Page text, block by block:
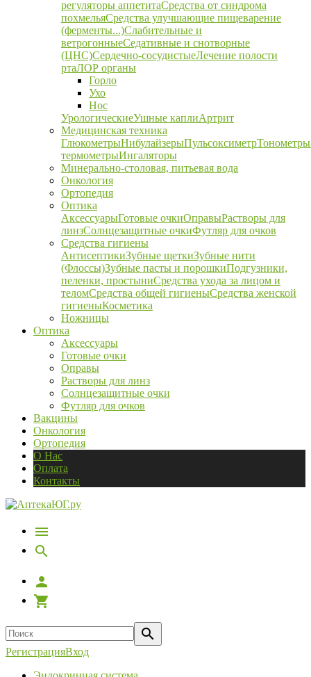
регуляторы аппетитаСредства от синдрома
похмельяСредства улучшающие пищеварение
(ферменты...)Слабительные и
ветрогонныеСедативные и снотворные
(ЦНС)Сердечно-сосудистыеЛечение полости
ртаЛОР органы
Горло
Ухо
Нос
УрологическиеУшные каплиАртрит
Медицинская техника
ГлюкометрыНибулайзерыПульсоксиметрТонометры
термометрыИнгаляторы
Минерально-столовая, питьевая вода
Онкология
Ортопедия
Оптика
АксессуарыГотовые очкиОправыРастворы для
линзСолнцезащитные очкиФутляр для очков
Средства гигиены
АнтисептикиЗубные щеткиЗубные нити
(Флоссы)Зубные пасты и порошкиПодгузники,
пеленки, простыниСредства ухода за лицом и
теломСредства общей гигиеныСредства женской
гигиеныКосметика
Ножницы
Оптика
Аксессуары
Готовые очки
Оправы
Растворы для линз
Солнцезащитные очки
Футляр для очков
Вакцины
Онкология
Ортопедия
О Нас
Оплата
Контакты
РегистрацияВход